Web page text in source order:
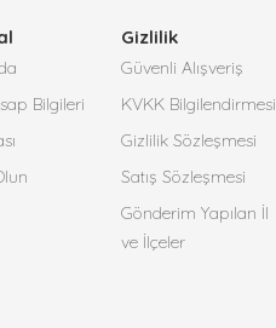
Bilgileri
Gizlilik
Güvenli Alışveriş
KVKK Bilgilendirmesi
Gizlilik Sözleşmesi
Satış Sözleşmesi
Gönderim Yapılan İl
ve İlçeler